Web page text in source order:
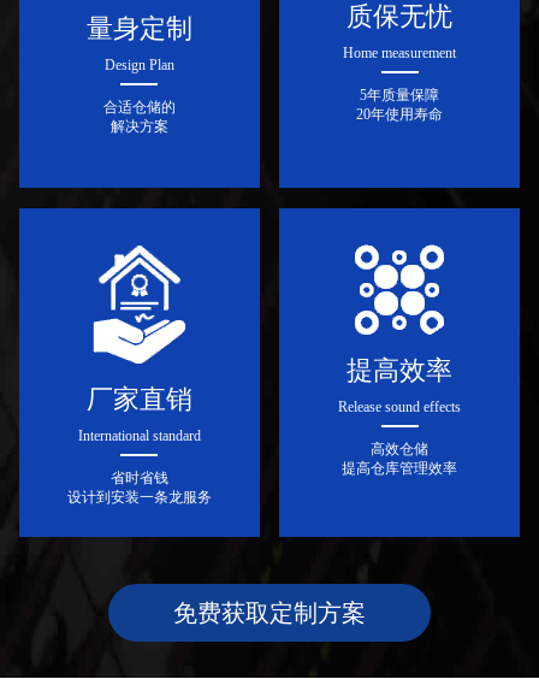
量身定制
Design Plan
合适仓储的
解决方案
质保无忧
Home measurement
5年质量保障
20年使用寿命
厂家直销
International standard
省时省钱
设计到安装一条龙服务
提高效率
Release sound effects
高效仓储
提高仓库管理效率
免费获取定制方案